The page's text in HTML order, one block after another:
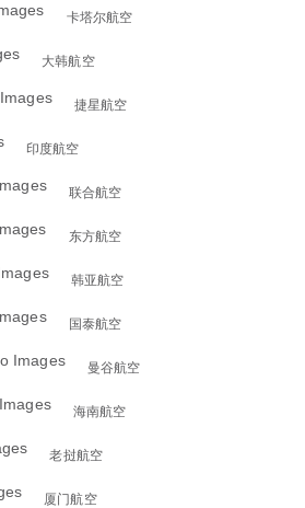
卡塔尔航空
大韩航空
捷星航空
印度航空
联合航空
东方航空
韩亚航空
国泰航空
曼谷航空
海南航空
老挝航空
厦门航空